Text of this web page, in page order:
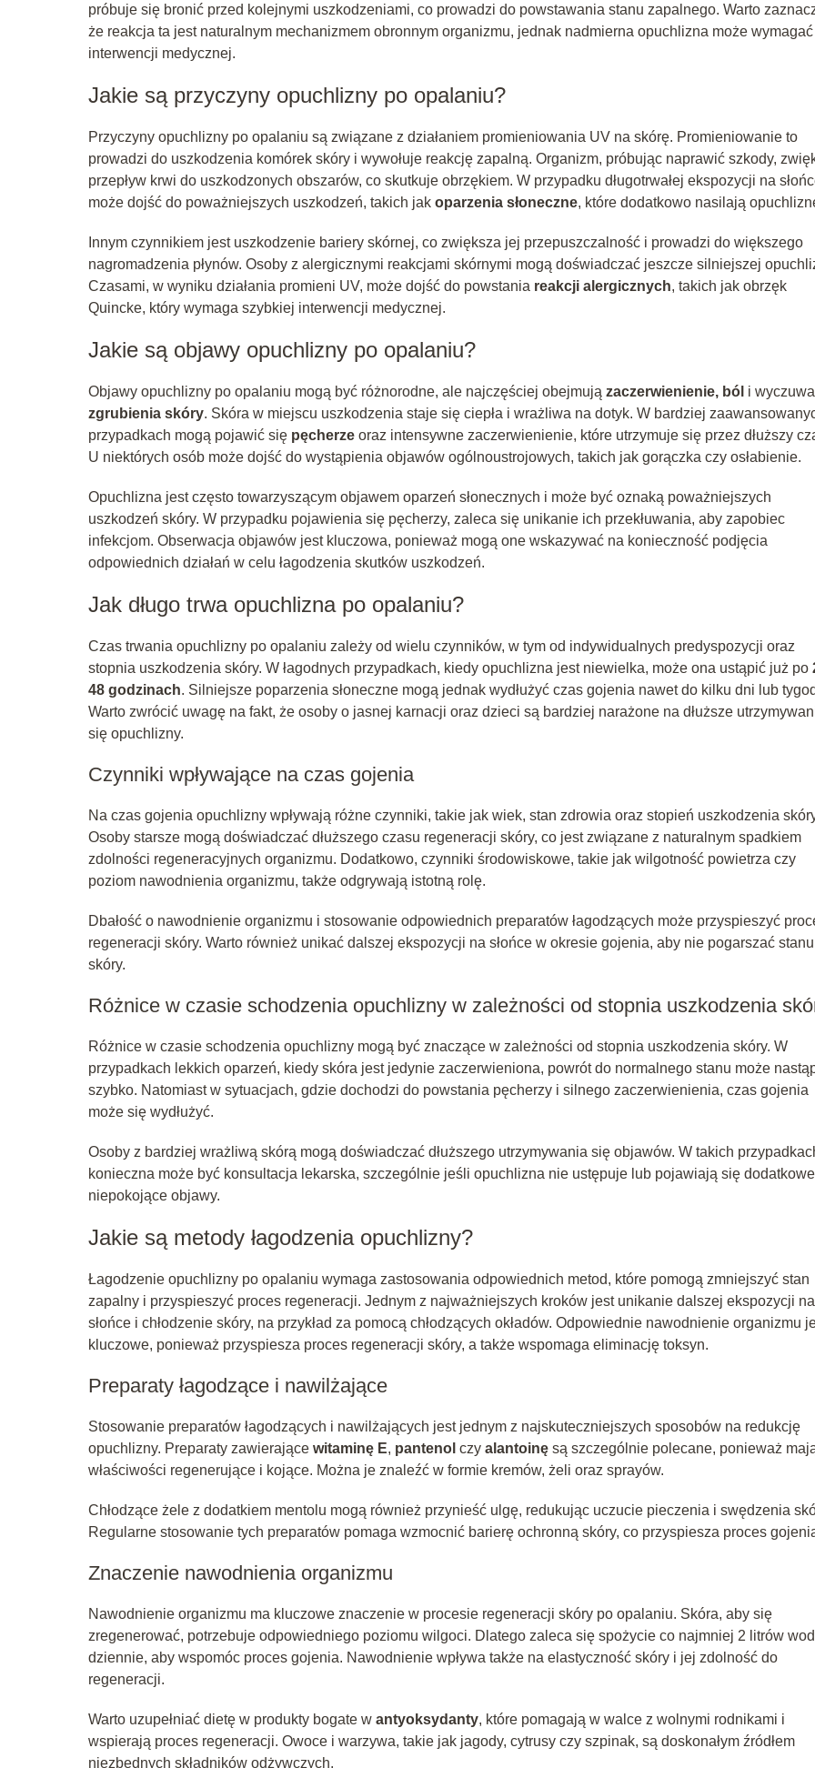
próbuje się bronić przed kolejnymi uszkodzeniami, co prowadzi do powstawania stanu zapalnego. Warto
że reakcja ta jest naturalnym mechanizmem obronnym organizmu, jednak nadmierna opuchlizna może wymagać
interwencji medycznej.
Jakie są przyczyny opuchlizny po opalaniu?
Przyczyny opuchlizny po opalaniu są związane z działaniem promieniowania UV na skórę. Promieniowanie to
prowadzi do uszkodzenia komórek skóry i wywołuje reakcję zapalną. Organizm, próbując naprawić szkody,
przepływ krwi do uszkodzonych obszarów, co skutkuje obrzękiem. W przypadku długotrwałej ekspozycji na
może dojść do poważniejszych uszkodzeń, takich jak oparzenia słoneczne, które dodatkowo nasilają
Innym czynnikiem jest uszkodzenie bariery skórnej, co zwiększa jej przepuszczalność i prowadzi do większego
nagromadzenia płynów. Osoby z alergicznymi reakcjami skórnymi mogą doświadczać jeszcze silniejszej
Czasami, w wyniku działania promieni UV, może dojść do powstania reakcji alergicznych, takich jak obrzęk
Quincke, który wymaga szybkiej interwencji medycznej.
Jakie są objawy opuchlizny po opalaniu?
Objawy opuchlizny po opalaniu mogą być różnorodne, ale najczęściej obejmują zaczerwienienie, ból i
zgrubienia skóry. Skóra w miejscu uszkodzenia staje się ciepła i wrażliwa na dotyk. W bardziej
przypadkach mogą pojawić się pęcherze oraz intensywne zaczerwienienie, które utrzymuje się przez dłuższy
U niektórych osób może dojść do wystąpienia objawów ogólnoustrojowych, takich jak gorączka czy osłabienie.
Opuchlizna jest często towarzyszącym objawem oparzeń słonecznych i może być oznaką poważniejszych
uszkodzeń skóry. W przypadku pojawienia się pęcherzy, zaleca się unikanie ich przekłuwania, aby zapobiec
infekcjom. Obserwacja objawów jest kluczowa, ponieważ mogą one wskazywać na konieczność podjęcia
odpowiednich działań w celu łagodzenia skutków uszkodzeń.
Jak długo trwa opuchlizna po opalaniu?
Czas trwania opuchlizny po opalaniu zależy od wielu czynników, w tym od indywidualnych predyspozycji oraz
stopnia uszkodzenia skóry. W łagodnych przypadkach, kiedy opuchlizna jest niewielka, może ona ustąpić już po
48 godzinach. Silniejsze poparzenia słoneczne mogą jednak wydłużyć czas gojenia nawet do kilku dni lub
Warto zwrócić uwagę na fakt, że osoby o jasnej karnacji oraz dzieci są bardziej narażone na dłuższe
się opuchlizny.
Czynniki wpływające na czas gojenia
Na czas gojenia opuchlizny wpływają różne czynniki, takie jak wiek, stan zdrowia oraz stopień uszkodzenia
Osoby starsze mogą doświadczać dłuższego czasu regeneracji skóry, co jest związane z naturalnym spadkiem
zdolności regeneracyjnych organizmu. Dodatkowo, czynniki środowiskowe, takie jak wilgotność powietrza czy
poziom nawodnienia organizmu, także odgrywają istotną rolę.
Dbałość o nawodnienie organizmu i stosowanie odpowiednich preparatów łagodzących może przyspieszyć
regeneracji skóry. Warto również unikać dalszej ekspozycji na słońce w okresie gojenia, aby nie pogarszać stanu
skóry.
Różnice w czasie schodzenia opuchlizny w zależności od stopnia uszkodzenia
Różnice w czasie schodzenia opuchlizny mogą być znaczące w zależności od stopnia uszkodzenia skóry. W
przypadkach lekkich oparzeń, kiedy skóra jest jedynie zaczerwieniona, powrót do normalnego stanu może
szybko. Natomiast w sytuacjach, gdzie dochodzi do powstania pęcherzy i silnego zaczerwienienia, czas gojenia
może się wydłużyć.
Osoby z bardziej wrażliwą skórą mogą doświadczać dłuższego utrzymywania się objawów. W takich
konieczna może być konsultacja lekarska, szczególnie jeśli opuchlizna nie ustępuje lub pojawiają się dodatkowe
niepokojące objawy.
Jakie są metody łagodzenia opuchlizny?
Łagodzenie opuchlizny po opalaniu wymaga zastosowania odpowiednich metod, które pomogą zmniejszyć stan
zapalny i przyspieszyć proces regeneracji. Jednym z najważniejszych kroków jest unikanie dalszej ekspozycji na
słońce i chłodzenie skóry, na przykład za pomocą chłodzących okładów. Odpowiednie nawodnienie organizmu
kluczowe, ponieważ przyspiesza proces regeneracji skóry, a także wspomaga eliminację toksyn.
Preparaty łagodzące i nawilżające
Stosowanie preparatów łagodzących i nawilżających jest jednym z najskuteczniejszych sposobów na redukcję
opuchlizny. Preparaty zawierające witaminę E, pantenol czy alantoinę są szczególnie polecane, ponieważ
właściwości regenerujące i kojące. Można je znaleźć w formie kremów, żeli oraz sprayów.
Chłodzące żele z dodatkiem mentolu mogą również przynieść ulgę, redukując uczucie pieczenia i swędzenia
Regularne stosowanie tych preparatów pomaga wzmocnić barierę ochronną skóry, co przyspiesza proces
Znaczenie nawodnienia organizmu
Nawodnienie organizmu ma kluczowe znaczenie w procesie regeneracji skóry po opalaniu. Skóra, aby się
zregenerować, potrzebuje odpowiedniego poziomu wilgoci. Dlatego zaleca się spożycie co najmniej 2 litrów
dziennie, aby wspomóc proces gojenia. Nawodnienie wpływa także na elastyczność skóry i jej zdolność do
regeneracji.
Warto uzupełniać dietę w produkty bogate w antyoksydanty, które pomagają w walce z wolnymi rodnikami i
wspierają proces regeneracji. Owoce i warzywa, takie jak jagody, cytrusy czy szpinak, są doskonałym źródłem
niezbędnych składników odżywczych.